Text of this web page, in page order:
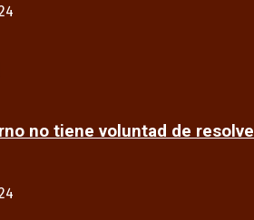
no tiene voluntad de